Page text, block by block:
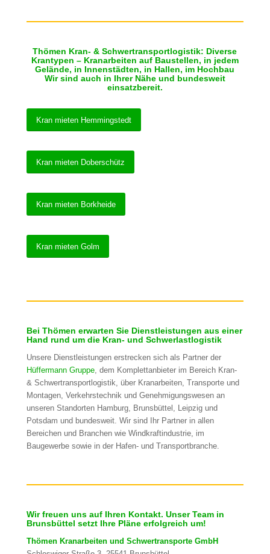
Thömen Kran- & Schwertransportlogistik: Diverse
Krantypen – Kranarbeiten auf Baustellen, in jedem
Gelände, in Innenstädten, in Hallen, im Hochbau
Wir sind auch in Ihrer Nähe und bundesweit
einsatzbereit.
Kran mieten Hemmingstedt
Kran mieten Doberschütz
Kran mieten Borkheide
Kran mieten Golm
Bei Thömen erwarten Sie Dienstleistungen aus einer
Hand rund um die Kran- und Schwerlastlogistik
Unsere Dienstleistungen erstrecken sich als Partner der
Hüffermann Gruppe, dem Komplettanbieter im Bereich Kran-
& Schwertransportlogistik, über Kranarbeiten, Transporte und
Montagen, Verkehrstechnik und Genehmigungswesen an
unseren Standorten Hamburg, Brunsbüttel, Leipzig und
Potsdam und bundesweit. Wir sind Ihr Partner in allen
Bereichen und Branchen wie Windkraftindustrie, im
Baugewerbe sowie in der Hafen- und Transportbranche.
Wir freuen uns auf Ihren Kontakt. Unser Team in
Brunsbüttel setzt Ihre Pläne erfolgreich um!
Thömen Kranarbeiten und Schwertransporte GmbH